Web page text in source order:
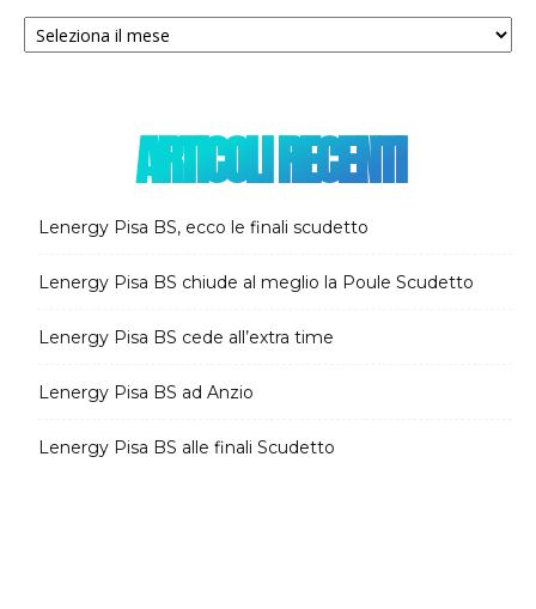
Archivi
notizie
ARTICOLI RECENTI
Lenergy Pisa BS, ecco le finali scudetto
Lenergy Pisa BS chiude al meglio la Poule Scudetto
Lenergy Pisa BS cede all’extra time
Lenergy Pisa BS ad Anzio
Lenergy Pisa BS alle finali Scudetto